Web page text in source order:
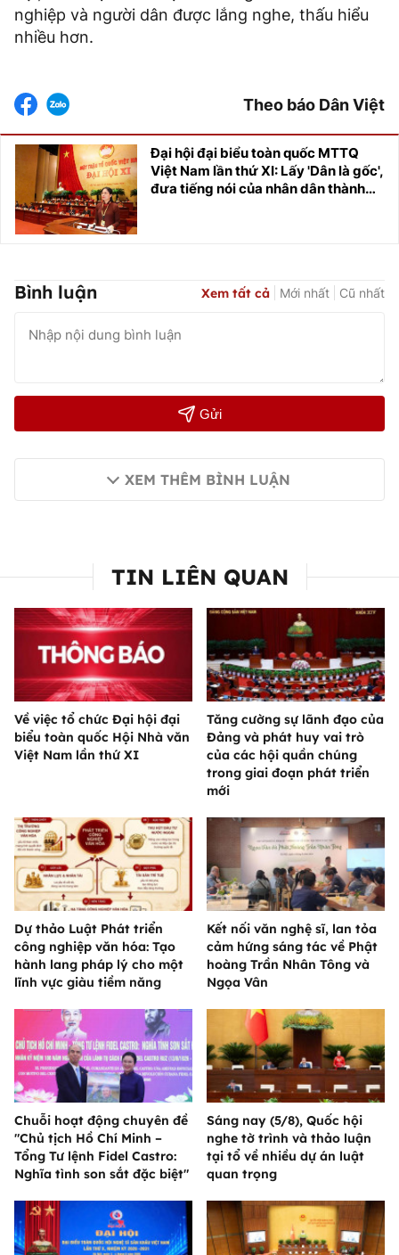
nghiệp và người dân được lắng nghe, thấu hiểu
nhiều hơn.
Theo báo Dân Việt
Đại hội đại biểu toàn quốc MTTQ
Việt Nam lần thứ XI: Lấy 'Dân là gốc',
đưa tiếng nói của nhân dân thành
Bình luận Xem tất cả Mới nhất Cũ nhất
Gửi
XEM THÊM BÌNH LUẬN
TIN LIÊN QUAN
Về việc tổ chức Đại hội đại
biểu toàn quốc Hội Nhà văn
Việt Nam lần thứ XI
Tăng cường sự lãnh đạo của
Đảng và phát huy vai trò
của các hội quần chúng
trong giai đoạn phát triển
mới
Dự thảo Luật Phát triển
công nghiệp văn hóa: Tạo
hành lang pháp lý cho một
lĩnh vực giàu tiềm năng
Kết nối văn nghệ sĩ, lan tỏa
cảm hứng sáng tác về Phật
hoàng Trần Nhân Tông và
Ngọa Vân
Chuỗi hoạt động chuyên đề
"Chủ tịch Hồ Chí Minh –
Tổng Tư lệnh Fidel Castro:
Nghĩa tình son sắt đặc biệt"
Sáng nay (5/8), Quốc hội
nghe tờ trình và thảo luận
tại tổ về nhiều dự án luật
quan trọng